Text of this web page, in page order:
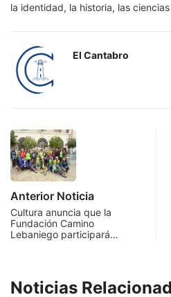
la identidad, la historia, las
El Cantabro
Anterior Noticia
Cultura anuncia que la
Fundación Camino
Lebaniego participará…
Noticias